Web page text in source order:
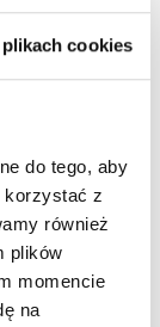
cookies
do tego, aby
korzystać z
również
plików
momencie
na